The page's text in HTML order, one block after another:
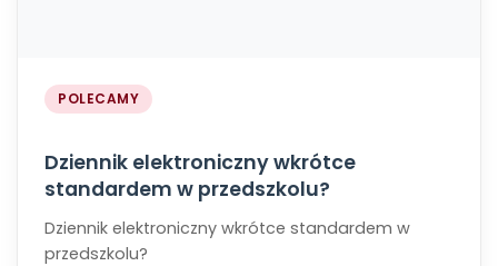
POLECAMY
Dziennik elektroniczny wkrótce
standardem w przedszkolu?
Dziennik elektroniczny wkrótce standardem w
przedszkolu?